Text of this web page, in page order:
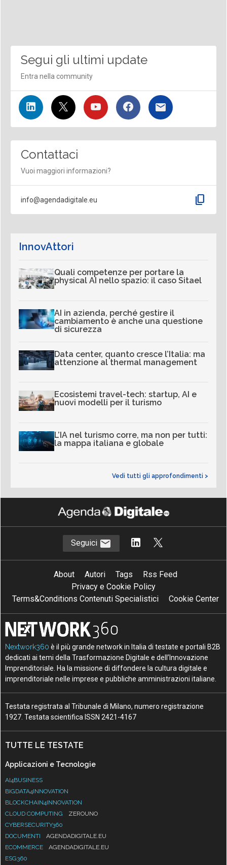
Segui gli ultimi update
Entra nella community
Contattaci
Vuoi maggiori informazioni?
info@agendadigitale.eu content_copy
InnovAttori
Quali competenze per portare la
physical AI nello spazio: il caso Sitael
AI in azienda, perché gestire il
cambiamento è anche una questione
di sicurezza
Data center, quanto cresce l’Italia: ma
attenzione al thermal management
Ecosistemi travel-tech: startup, AI e
nuovi modelli per il turismo
L’IA nel turismo corre, ma non per tutti:
la mappa italiana e globale
Vedi tutti gli approfondimenti >
Seguici
About Autori Tags
Rss Feed
Privacy e Cookie Policy
Terms&Conditions Contenuti Specialistici
Cookie Center
Nextwork360 è il più grande network in Italia di testate e portali B2B
dedicati ai temi della Trasformazione Digitale e dell’Innovazione
Imprenditoriale. Ha la missione di diffondere la cultura digitale e
imprenditoriale nelle imprese e pubbliche amministrazioni italiane.
Testata registrata al Tribunale di Milano, numero registrazione
1927. Testata scientifica ISSN 2421-4167
TUTTE LE TESTATE
Applicazioni e Tecnologie
AI4BUSINESS
BIGDATA4INNOVATION
BLOCKCHAIN4INNOVATION
CLOUD COMPUTING
ZEROUNO
CYBERSECURITY360
DOCUMENTI
AGENDADIGITALE.EU
ECOMMERCE
AGENDADIGITALE.EU
ESG360